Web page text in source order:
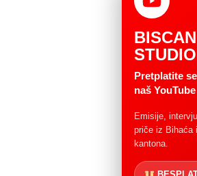
STUDIO
Pretplatite
naš
Emisije,
priče iz Bihaća
kantona.